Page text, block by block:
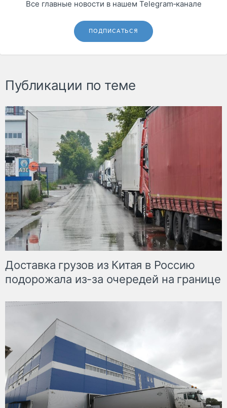
Все главные новости в нашем Telegram‑канале
ПОДПИСАТЬСЯ
Публикации по теме
Доставка грузов из Китая в Россию
подорожала из-за очередей на границе